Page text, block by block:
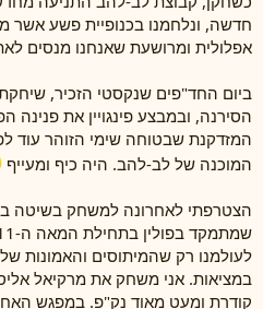
חדשה, ונלחמנו בכנופיית פשע אשר
אפלולית ומרושעת שאנחנו מנסים
ביום החד"פים שנקסטי הזכיר,
הסירנה, ובמבצע פינגויין את פנינה
המזדקנת שבטוחה שימי הזוהר עוד
המוכנה של לב-להב. היה כיף ומעייף
הצטרפתי לאחרונה למשחק בשיטה
לעולמנו רק שהמיתוסים והאמונות
במציאות. אני משחק את מרקיאל
קודרת ומעט מאוד נק"פ. במפגש